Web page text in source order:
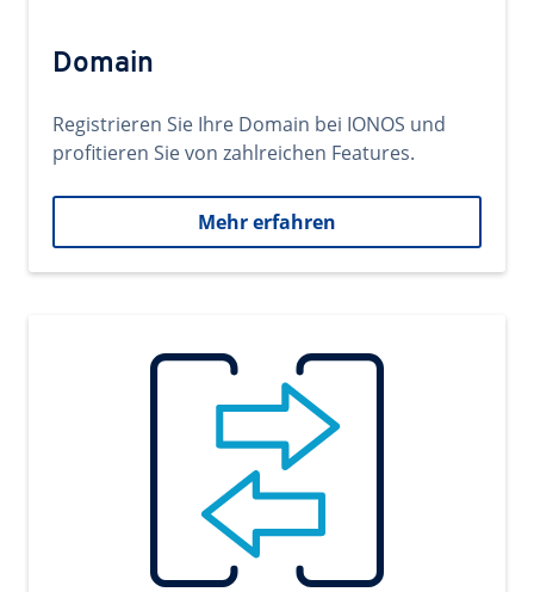
Domain
Registrieren Sie Ihre Domain bei IONOS und
profitieren Sie von zahlreichen Features.
Mehr erfahren